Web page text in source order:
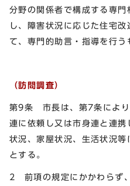
分野の関係者で構成する専
し、障害状況に応じた住宅
て、専門的助言・指導を行う
（訪問調査）
第9条 市長は、第7条により
連に依頼し又は市身連と連
状況、家屋状況、生活状況
とする。
2 前項の規定にかかわらず